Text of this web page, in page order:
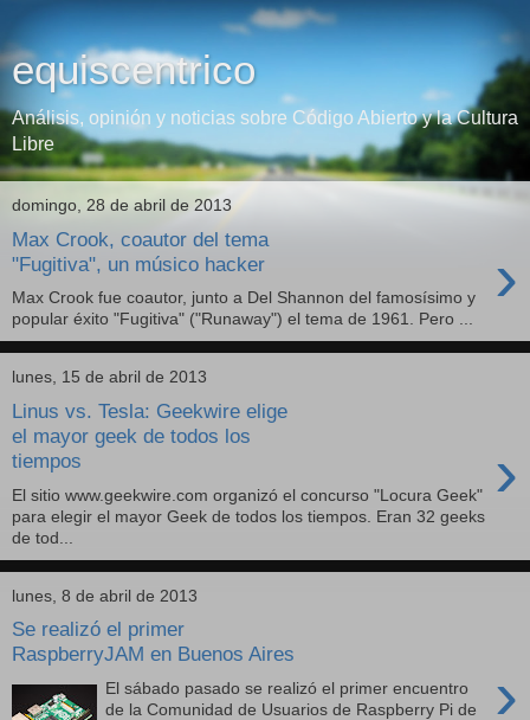
equiscentrico
Análisis, opinión y noticias sobre Código Abierto y la Cultura
Libre
domingo, 28 de abril de 2013
Max Crook, coautor del tema
"Fugitiva", un músico hacker
›
Max Crook fue coautor, junto a Del Shannon del famosísimo y
popular éxito "Fugitiva" ("Runaway") el tema de 1961. Pero ...
lunes, 15 de abril de 2013
Linus vs. Tesla: Geekwire elige
el mayor geek de todos los
tiempos
›
El sitio www.geekwire.com organizó el concurso "Locura Geek"
para elegir el mayor Geek de todos los tiempos. Eran 32 geeks
de tod...
lunes, 8 de abril de 2013
Se realizó el primer
RaspberryJAM en Buenos Aires
›
El sábado pasado se realizó el primer encuentro
de la Comunidad de Usuarios de Raspberry Pi de